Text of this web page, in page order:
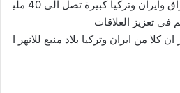
ان”العلاقات التجارية بين العراق وايران وتركيا كبيرة تصل الى 40 ملي
في تعزيز العلاقات
كلا من ايران وتركيا بلاد منبع للانهر ا